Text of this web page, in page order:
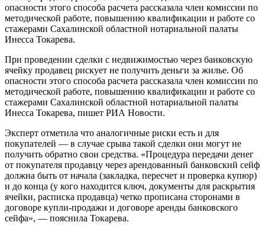
опасности этого способа расчета рассказала член комиссии по
методической работе, повышению квалификации и работе со
стажерами Сахалинской областной нотариальной палаты
Инесса Токарева.
При проведении сделки с недвижимостью через банковскую
ячейку продавец рискует не получить деньги за жилье. Об
опасности этого способа расчета рассказала член комиссии по
методической работе, повышению квалификации и работе со
стажерами Сахалинской областной нотариальной палаты
Инесса Токарева, пишет РИА Новости.
Эксперт отметила что аналогичные риски есть и для
покупателей — в случае срыва такой сделки они могут не
получить обратно свои средства. «Процедура передачи денег
от покупателя продавцу через арендованный банковский сейф
должна быть от начала (закладка, пересчет и проверка купюр)
и до конца (у кого находится ключ, документы для раскрытия
ячейки, расписка продавца) четко прописана сторонами в
договоре купли-продажи и договоре аренды банковского
сейфа», — пояснила Токарева.